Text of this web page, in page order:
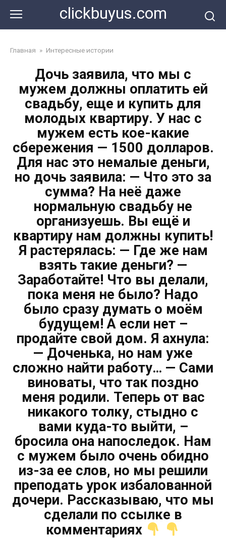
контенту
clickbuyus.com
Главная » Интересные истории
Дочь заявила, что мы с
мужем должны оплатить ей
свадьбу, еще и купить для
молодых квартиру. У нас с
мужем есть кое-какие
сбережения — 1500 долларов.
Для нас это немалые деньги,
но дочь заявила: — Что это за
сумма? На неё даже
нормальную свадьбу не
организуешь. Вы ещё и
квартиру нам должны купить!
Я растерялась: — Где же нам
взять такие деньги? —
Заработайте! Что вы делали,
пока меня не было? Надо
было сразу думать о моём
будущем! А если нет –
продайте свой дом. Я ахнула:
— Доченька, но нам уже
сложно найти работу… — Сами
виноваты, что так поздно
меня родили. Теперь от вас
никакого толку, стыдно с
вами куда-то выйти, –
бросила она напоследок. Нам
с мужем было очень обидно
из-за ее слов, но мы решили
преподать урок избалованной
дочери. Рассказываю, что мы
сделали по ссылке в
комментариях